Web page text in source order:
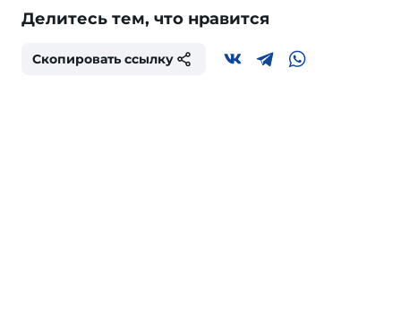
Делитесь тем, что нравится
Скопировать ссылку